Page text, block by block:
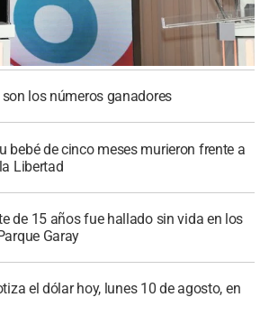
los números ganadores
bebé de cinco meses murieron frente a
Libertad
de 15 años fue hallado sin vida en los
Garay
el dólar hoy, lunes 10 de agosto, en